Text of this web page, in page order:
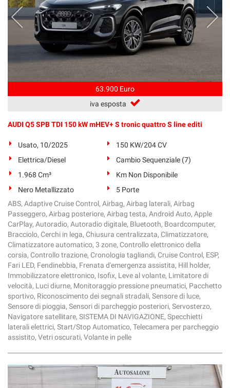
63.900 Euro
iva esposta
AUDI Q5 SPB TDI 150 kW mHEV+ S tronic quattro S line editi
Usato, 10/2025
150 KW/204 CV
Elettrica/Diesel
Cambio Sequenziale (7)
1.968 Cm³
Km Non Disponibile
Nero Metallizzato
5 Porte
ABS, Adaptive Cruise Control, Airbag, Airbag laterali, Airbag
Passeggero, Airbag posteriore, Airbag testa, Android Auto, Apple
CarPlay, Autoradio, Autoradio digitale, Bluetooth, Boardcomputer,
Bracciolo, Cerchi in lega, Chiusura centralizzata, Climatizzatore,
Climatizzatore automatico, 3 zone, Controllo elettronico della
corsia, Controllo trazione, Cronologia tagliandi, Cruise Control, ESP,
Fari LED, Fendinebbia, Frenata d'emergenza assistita, Hill holder,
Immobilizzatore elettronico, Isofix, Leve al volante, Limitatore di
velocità, Luci diurne, Monitoraggio pressione pneumatici, Pacchetto
sportivo, Riconoscimento dei segnali stradali, Sensore di luce,
Sensore di pioggia, Sensori di parcheggio posteriori, Servosterzo,
Navigatore satellitare, SISTEMA DI NAVIGAZIONE, Specchietti
laterali elettrici, Start/Stop Automatico, Telecamera per parcheggio
assistito, Vetri oscurati, Volante in pelle